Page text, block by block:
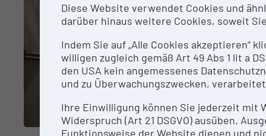
Dr.
Dr.
Diese Website verwendet Cookies und
darüber hinaus weitere Cookies, soweit
Indem Sie auf „Alle Cookies akzeptieren“
willigen zugleich gemäß Art 49 Abs 1 lit a
den USA kein angemessenes
und zu Überwachungszwecken,
Ihre Einwilligung können Sie jederzeit mit
Widerspruch (Art 21 DSGVO) ausüben.
Funktionsweise der Website dienen und